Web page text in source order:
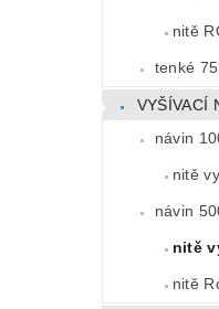
nitě
tenké
VYŠÍVACÍ
návin
nitě
návin
nitě
nitě